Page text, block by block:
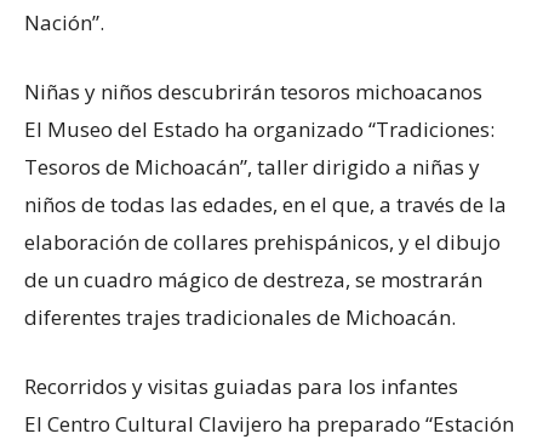
Nación”.
Niñas y niños descubrirán tesoros michoacanos
El Museo del Estado ha organizado “Tradiciones:
Tesoros de Michoacán”, taller dirigido a niñas y
niños de todas las edades, en el que, a través de la
elaboración de collares prehispánicos, y el dibujo
de un cuadro mágico de destreza, se mostrarán
diferentes trajes tradicionales de Michoacán.
Recorridos y visitas guiadas para los infantes
El Centro Cultural Clavijero ha preparado “Estación